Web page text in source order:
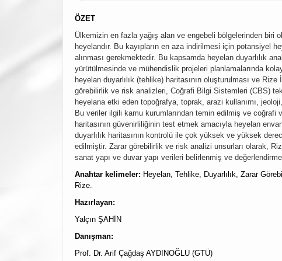
ÖZET
Ülkemizin en fazla yağış alan ve engebeli bölgelerinden biri
heyelandır. Bu kayıpların en aza indirilmesi için potansiyel
alınması gerekmektedir. Bu kapsamda heyelan duyarlılık
yürütülmesinde ve mühendislik projeleri planlamalarında
heyelan duyarlılık (tehlike) haritasının oluşturulması ve
görebilirlik ve risk analizleri, Coğrafi Bilgi Sistemleri (CBS)
heyelana etki eden topoğrafya, toprak, arazi kullanımı,
Bu veriler ilgili kamu kurumlarından temin edilmiş ve coğrafi
haritasının güvenirliliğinin test etmek amacıyla heyelan
duyarlılık haritasının kontrolü ile çok yüksek ve yüksek
edilmiştir. Zarar görebilirlik ve risk analizi unsurları olarak,
sanat yapı ve duvar yapı verileri belirlenmiş ve
Anahtar kelimeler: Heyelan, Tehlike, Duyarlılık, Zarar
Rize.
Hazırlayan:
Yalçın ŞAHİN
Danışman:
Prof. Dr. Arif Çağdaş AYDINOĞLU (GTÜ)